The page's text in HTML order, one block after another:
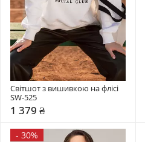
Світшот з вишивкою на флісі
SW-525
1 379 ₴
- 30%